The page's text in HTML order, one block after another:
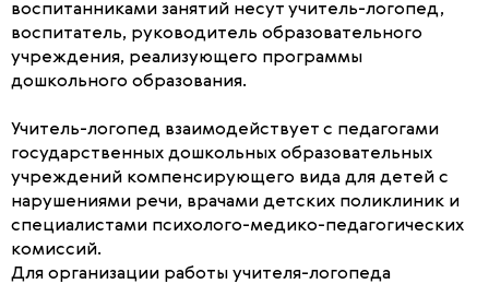
воспитанниками занятий несут учитель-логопед,
воспитатель, руководитель образовательного
учреждения, реализующего программы
дошкольного образования.
Учитель-логопед взаимодействует с педагогами
государственных дошкольных образовательных
учреждений компенсирующего вида для детей с
нарушениями речи, врачами детских поликлиник и
специалистами психолого-медико-педагогических
комиссий.
Для организации работы учителя-логопеда